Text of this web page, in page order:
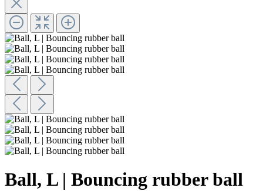
Ball, L | Bouncing rubber ball